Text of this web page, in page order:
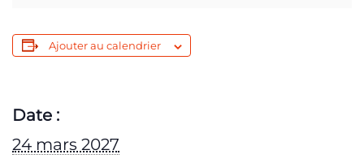
Ajouter au calendrier
Date :
24 mars 2027